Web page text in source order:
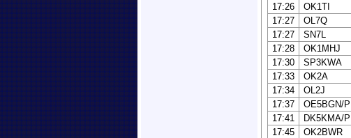
17:26
OK1TI
17:27
OL7Q
17:27
SN7L
17:28
OK1MHJ
17:30
SP3KWA
17:33
OK2A
17:34
OL2J
17:37
OE5BGN/P
17:41
DK5KMA/P
17:45
OK2BWR